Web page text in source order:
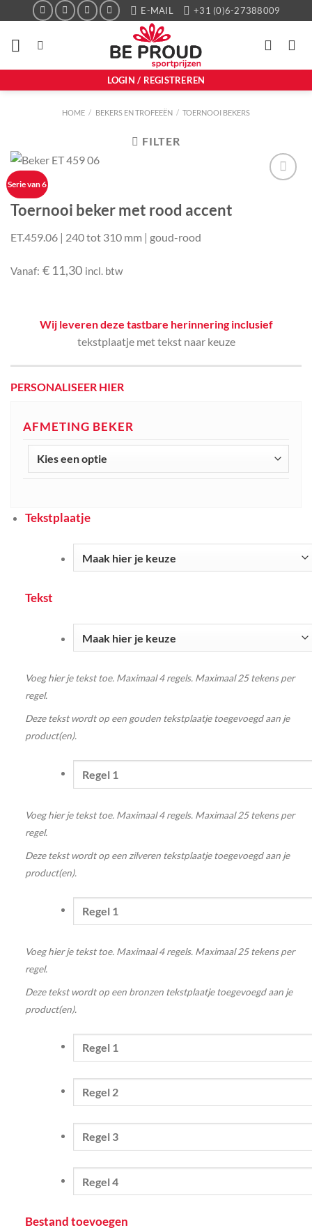
inhoud
E-MAIL +31 (0)6-27388009
LOGIN / REGISTREREN
HOME / BEKERS EN TROFEEËN / TOERNOOI BEKERS
FILTER
Serie van 6
Toernooi beker met rood accent
ET.459.06 | 240 tot 310 mm | goud-rood
Vanaf: € 11,30 incl. btw
Wij leveren deze tastbare herinnering inclusief
tekstplaatje met tekst naar keuze
PERSONALISEER HIER
AFMETING BEKER
Tekstplaatje
Tekst
Voeg hier je tekst toe. Maximaal 4 regels. Maximaal 25 tekens per
regel.
Deze tekst wordt op een gouden tekstplaatje toegevoegd aan je
product(en).
Voeg hier je tekst toe. Maximaal 4 regels. Maximaal 25 tekens per
regel.
Deze tekst wordt op een zilveren tekstplaatje toegevoegd aan je
product(en).
Voeg hier je tekst toe. Maximaal 4 regels. Maximaal 25 tekens per
regel.
Deze tekst wordt op een bronzen tekstplaatje toegevoegd aan je
product(en).
Bestand toevoegen